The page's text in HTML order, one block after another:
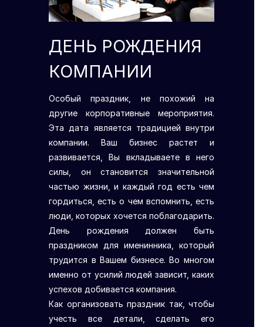
ДЕНЬ РОЖДЕНИЯ
КОМПАНИИ
Особый праздник, не похожий на
другие корпоративные мероприятия.
Эта дата является традицией внутри
компании. Ваш бизнес растет и
развивается, Вы вкладываете в него
силы, он становится значительной
частью жизни, и каждый год есть чем
гордиться, есть о чем вспомнить, есть
люди, которых хочется поблагодарить.
День рождения должен быть
праздником для именинника, который
трудится в Вашем бизнесе. Во многом
именно от усилий людей зависит, каких
успехов добивается компания.
Как организовать праздник так, чтобы
учесть все детали, сделать его